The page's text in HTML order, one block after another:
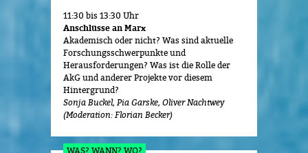
11:30 bis 13:30 Uhr
Anschlüsse an Marx
Akademisch oder nicht? Was sind aktuelle
Forschungsschwerpunkte und
Herausforderungen? Was ist die Rolle der
AkG und anderer Projekte vor diesem
Hintergrund?
Sonja Buckel, Pia Garske, Oliver Nachtwey
(Moderation: Florian Becker)